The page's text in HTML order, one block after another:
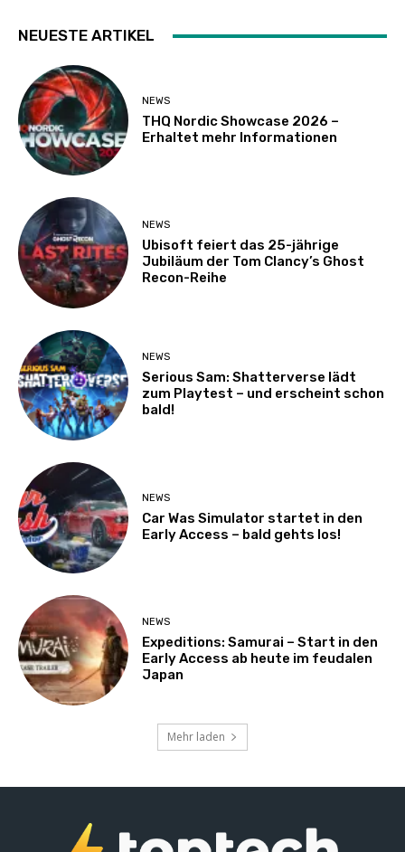
NEUESTE ARTIKEL
NEWS
THQ Nordic Showcase 2026 –
Erhaltet mehr Informationen
NEWS
Ubisoft feiert das 25-jährige
Jubiläum der Tom Clancy’s Ghost
Recon-Reihe
NEWS
Serious Sam: Shatterverse lädt
zum Playtest – und erscheint schon
bald!
NEWS
Car Was Simulator startet in den
Early Access – bald gehts los!
NEWS
Expeditions: Samurai – Start in den
Early Access ab heute im feudalen
Japan
Mehr laden